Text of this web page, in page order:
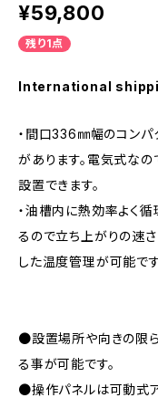
¥59,800
残り1点
International
・間口336㎜幅のコンパ
があります。電気式な
設置できます。
・油槽内に熱効率よく
るので立ち上がりの速
した温度管理が可能です
●設置場所や向きの限
る事が可能です。
●操作パネルは可動式